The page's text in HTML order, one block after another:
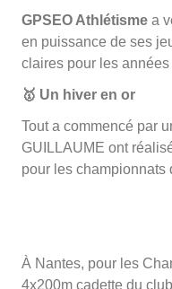
GPSEO Athlétisme a
en puissance de ses
claires pour les
🥇 Un hiver en or
Tout a commencé par
GUILLAUME ont
pour les championnats
À Nantes, pour les
4x200m cadette du